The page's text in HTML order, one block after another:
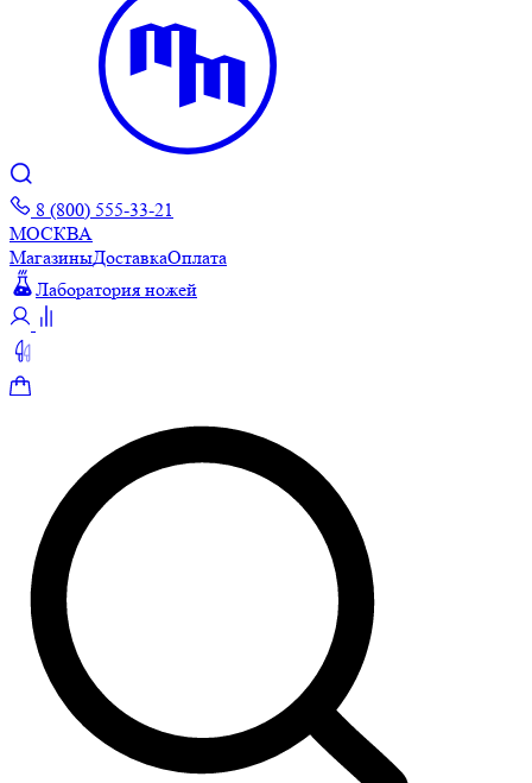
8 (800) 555-33-21
МОСКВА
МагазиныДоставкаОплата
Лаборатория ножей